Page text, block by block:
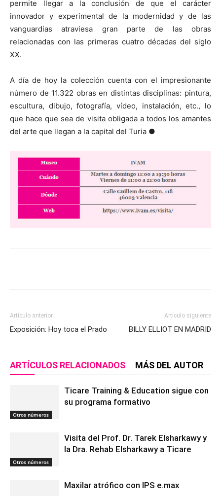
permite llegar a la conclusión de que el carácter
innovador y experimental de la modernidad y de las
vanguardias atraviesa gran parte de las obras
relacionadas con las primeras cuatro décadas del siglo
XX.
A día de hoy la colección cuenta con el impresionante
número de 11.322 obras en distintas disciplinas: pintura,
escultura, dibujo, fotografía, vídeo, instalación, etc., lo
que hace que sea de visita obligada a todos los amantes
del arte que llegan a la capital del Turia ●
Artículo anterior
Exposición: Hoy toca el Prado
Artículo siguiente
BILLY ELLIOT EN MADRID
ARTÍCULOS RELACIONADOS MÁS DEL AUTOR
Otros números
Ticare Training & Education sigue con
su programa formativo
Otros números
Visita del Prof. Dr. Tarek Elsharkawy y
la Dra. Rehab Elsharkawy a Ticare
Maxilar atrófico con IPS e.max